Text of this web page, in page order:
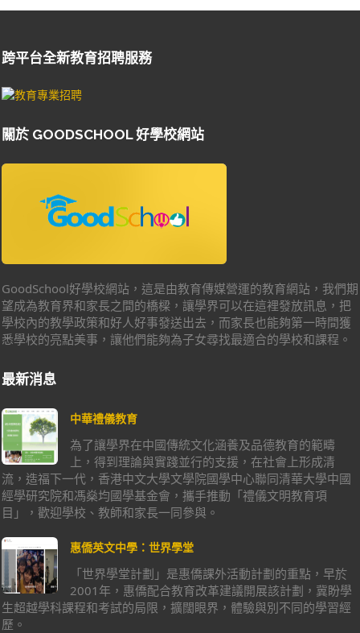
跨平台全新教育招聘服務
關於 GOODSCHOOL 好學校網站
GoodSchool好學校網站，這是由教育傳媒營運的教育網站，我們期
望成為教育界和家長之間的橋樑，讓學界可以在這裡發放訊息，把
學校內的教學政策和好人好事發送出去，而家長也能夠第一時間獲
悉學校的亮點美事，讓他們能夠為子女尋找最適合的學校和課程。
最新消息
中華禮儀教育
為了讓學界在中國傳統文化涵養及品德教育的範疇
上，得到理論與實踐並行的支援，在社會上形成清
流，造福下一代，香港中文大學文學院國學中心聯同清華大學中國
經學研究院和馮燊均國學基金會，攜手推動「禮儀文明教育項
目」，歡迎學校、教師和家長一同參與。
惠僑英文中學：世界學堂
「世界學堂計劃」是惠僑課外活動計劃的重點，早於
2001年，惠僑配合教育改革建議開展該計劃，冀盼學
生超越學科課程和考試的局限，擴闊眼界，體驗與別不同的學習經
歷。